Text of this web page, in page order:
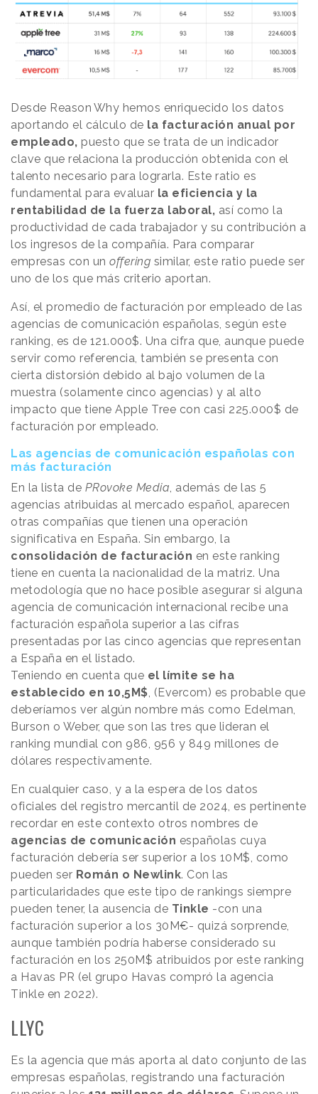
Desde Reason Why hemos enriquecido los datos
aportando el cálculo de la facturación anual por
empleado, puesto que se trata de un indicador
clave que relaciona la producción obtenida con el
talento necesario para lograrla. Este ratio es
fundamental para evaluar la eficiencia y la
rentabilidad de la fuerza laboral, así como la
productividad de cada trabajador y su contribución a
los ingresos de la compañía. Para comparar
empresas con un offering similar, este ratio puede ser
uno de los que más criterio aportan.
Así, el promedio de facturación por empleado de las
agencias de comunicación españolas, según este
ranking, es de 121.000$. Una cifra que, aunque puede
servir como referencia, también se presenta con
cierta distorsión debido al bajo volumen de la
muestra (solamente cinco agencias) y al alto
impacto que tiene Apple Tree con casi 225.000$ de
facturación por empleado.
Las agencias de comunicación españolas con
más facturación
En la lista de PRovoke Media, además de las 5
agencias atribuidas al mercado español, aparecen
otras compañías que tienen una operación
significativa en España. Sin embargo, la
consolidación de facturación en este ranking
tiene en cuenta la nacionalidad de la matriz. Una
metodología que no hace posible asegurar si alguna
agencia de comunicación internacional recibe una
facturación española superior a las cifras
presentadas por las cinco agencias que representan
a España en el listado.
Teniendo en cuenta que el límite se ha
establecido en 10,5M$, (Evercom) es probable que
deberíamos ver algún nombre más como Edelman,
Burson o Weber, que son las tres que lideran el
ranking mundial con 986, 956 y 849 millones de
dólares respectivamente.
En cualquier caso, y a la espera de los datos
oficiales del registro mercantil de 2024, es pertinente
recordar en este contexto otros nombres de
agencias de comunicación españolas cuya
facturación debería ser superior a los 10M$, como
pueden ser Román o Newlink. Con las
particularidades que este tipo de rankings siempre
pueden tener, la ausencia de Tinkle -con una
facturación superior a los 30M€- quizá sorprende,
aunque también podría haberse considerado su
facturación en los 250M$ atribuidos por este ranking
a Havas PR (el grupo Havas compró la agencia
Tinkle en 2022).
LLYC
Es la agencia que más aporta al dato conjunto de las
empresas españolas, registrando una facturación